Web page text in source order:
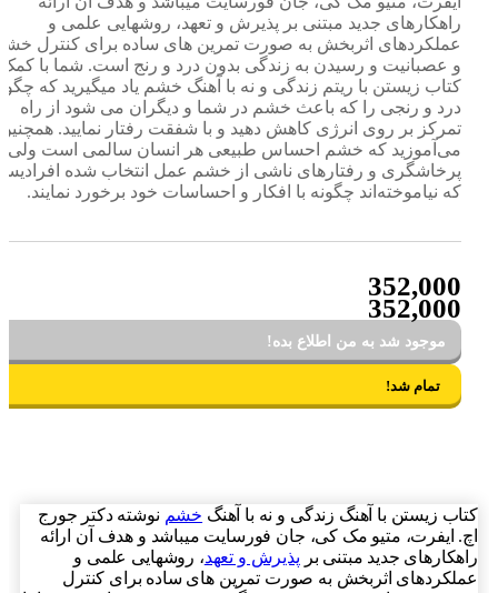
راهکارهای جدید مبتنی بر پذیرش و تعهد، روشهایی علمی و
عملکردهای اثربخش به صورت تمرین های ساده برای کنترل خشم
و عصبانیت و رسیدن به زندگی بدون درد و رنج است. شما با کمک
کتاب زیستن با ریتم زندگی و نه با آهنگ خشم یاد میگیرید که چگونه
درد و رنجی را که باعث خشم در شما و دیگران می شود از راه
تمرکز بر روی انرژی کاهش دهید و با شفقت رفتار نمایید. همچنین
می‌آموزید که خشم احساس طبیعی هر انسان سالمی است ولی
پرخاشگری و رفتارهای ناشی از خشم عمل انتخاب شده افرادیست
که نیاموخته‌اند چگونه با افکار و احساسات خود برخورد نمایند.
352,000
352,000
موجود شد به من اطلاع بده!
تمام شد!
زیستن با آهنگ زندگی و نه با آهنگخشمنوشته دکتر جورج
ایفرت، متیو مک کی، جان فورسایت میباشد و هدف آن ارائه
جدید مبتنی بر پذیرش و تعهد ، روشهایی علمی و
اثربخش به صورت تمرین های ساده برای کنترل